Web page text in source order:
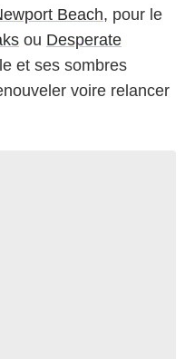
Beach, pour le
ou Desperate
et ses sombres
voire relancer